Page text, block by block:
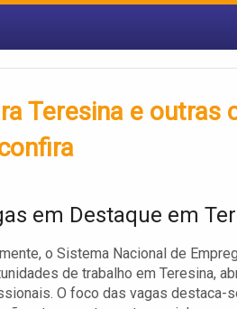
Teresina e outras
em Destaque em
o Sistema Nacional de
de trabalho em Teresina,
O foco das vagas destaca-